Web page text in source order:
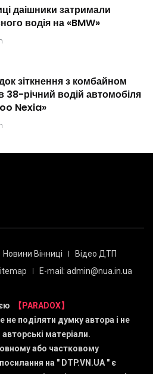
даішники затримали
водія на «BMW»
зіткнення з комбайном
38-річний водій автомобіля
Nexia»
Новини Вінниці
Відео ДТП
E-mail: admin@nua.in.ua
【PARADOX】
не поділяти думку автора і не
матеріали.
або частковому
на " DTP.VN.UA " є